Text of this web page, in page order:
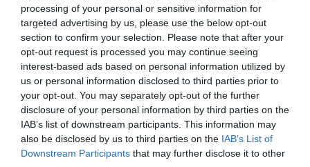
processing of your personal or sensitive information for
targeted advertising by us, please use the below opt-out
section to confirm your selection. Please note that after your
opt-out request is processed you may continue seeing
interest-based ads based on personal information utilized by
us or personal information disclosed to third parties prior to
your opt-out. You may separately opt-out of the further
disclosure of your personal information by third parties on the
IAB’s list of downstream participants. This information may
also be disclosed by us to third parties on the IAB’s List of
Downstream Participants that may further disclose it to other
Añadir2Playbookcomo fuente preferida de Google
de forma gratuita
Mantente informado con las últimas noticias de actualidad.
ACTIVAR AHORA
Compartir
Imprimir